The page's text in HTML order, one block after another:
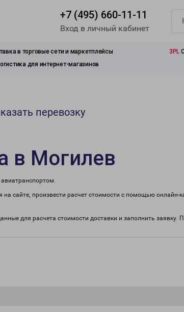
+7 (495) 660-11-11
Вход в личный кабинет
в торговые сети и маркетплейсы 3PL
для интернет-магазинов
перевозку
в Могилев
сайте, произвести расчет стоимости с помощью онлайн-
для расчета стоимости доставки и заполнить заявку.